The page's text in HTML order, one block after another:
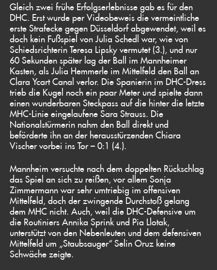
Gleich zwei frühe Erfolgserlebnisse gab es für den
DHC. Erst wurde per Videobeweis die vermeintliche
erste Strafecke gegen Düsseldorf abgewendet, weil es
doch kein Fußspiel von Julia Schedl war, wie von
Schiedsrichterin Teresa Lipsky vermutet (3.), und nur
60 Sekunden später lag der Ball im Mannheimer
Kasten, als Julia Hemmerle im Mittelfeld den Ball an
Clara Ycart Canal verlor. Die Spanierin im DHC-Dress
trieb die Kugel noch ein paar Meter und spielte dann
einen wunderbaren Steckpass auf die hinter die letzte
MHC-Linie eingelaufene Sara Strauss. Die
Nationalstürmerin nahm den Ball direkt und
beförderte ihn an der herausstürzenden Chiara
Vischer vorbei ins Tor – 0:1 (4.).
Mannheim versuchte nach dem doppelten Rückschlag
das Spiel an sich zu reißen, vor allem Sonja
Zimmermann war sehr umtriebig im offensiven
Mittelfeld, doch der zwingende Durchstoß gelang
dem MHC nicht. Auch, weil die DHC-Defensive um
die Routiniers Annika Sprink und Pia Llotak,
unterstützt von den Nebenleuten und dem defensiven
Mittelfeld um „Staubsauger“ Selin Oruz keine
Schwäche zeigte.